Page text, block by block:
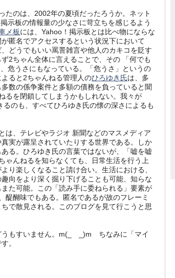
たのは、2002年の夏頃だったろうか。ネット
示板の情報量の少なさに苛立ちを感じるよう
メ板には、Yahoo！掲示板とは比べ物にならな
匿名でアクセスするという状況下において
どうでもいい罵詈雑言や他人のカキコを貶す
2ちゃん全体に言えることで、その 「何でも
危うさにもなっている。「危うさ」というの
ると2ちゃんねる管理人のひろゆき氏は、多
数の係争案件と多額の債務を負っていると聞
るを閉鎖してしまうかもしれない。我々が
のも、すべてひろゆき氏の懐の深さによるも
は、テレビやラジオ 新聞などのマスメディア
実が露呈されていたりする世界である。しか
る。ひろゆき氏の言葉ではないが、「嘘を嘘
ゃんねるを知らなくても、日常生活を行う上
り楽しくなること請け合い。生活における、
向をより深く掘り下げることも可能、知らな
た可能。この「読み手に委ねられる」要素が
醍醐味でもある。匿名であるが故のフレーミ
で散見される。このブログを見て行こうと思
うもすいません。m(_ _)m ちなみに「マイ
。